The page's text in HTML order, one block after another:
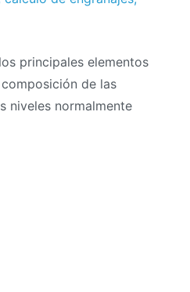
principales elementos
de las
niveles normalmente